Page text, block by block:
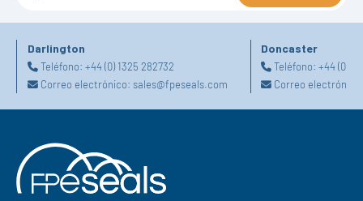
Darlington
Teléfono: +44 (0) 1325 282732
Correo electrónico: sales@fpeseals.com
Doncaster
Teléfono:+44 (0)
Correo